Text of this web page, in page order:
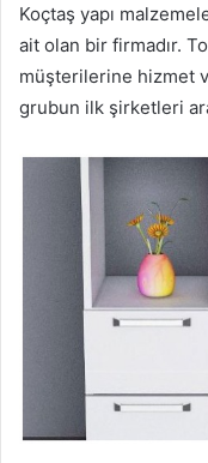
Koçtaş yapı
ait olan bir firmadır.
müşterilerine hizmet
grubun ilk şirketleri